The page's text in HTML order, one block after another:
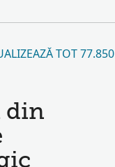
TOT 77.850
din